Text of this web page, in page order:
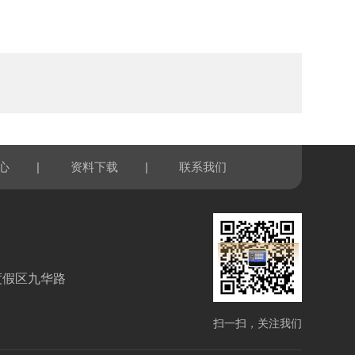
| 资料下载 | 联系我们
区九华路
扫一扫，关注我们